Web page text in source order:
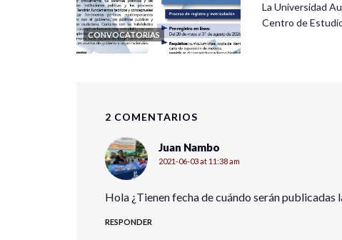
CONVOCATORIAS
La Universidad
Centro de
2 COMENTARIOS
Juan Nambo
2021-06-03 at 11:38 am
Hola ¿Tienen fecha de cuándo serán publicadas
RESPONDER